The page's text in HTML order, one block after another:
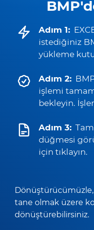
Adım 1:
istediğiniz
yükleme
Adım 2:
işlemi
bekleyin.
Adım 3:
düğmesi
için tıklayın.
tane olmak üzere
dönüştürebilirsiniz.